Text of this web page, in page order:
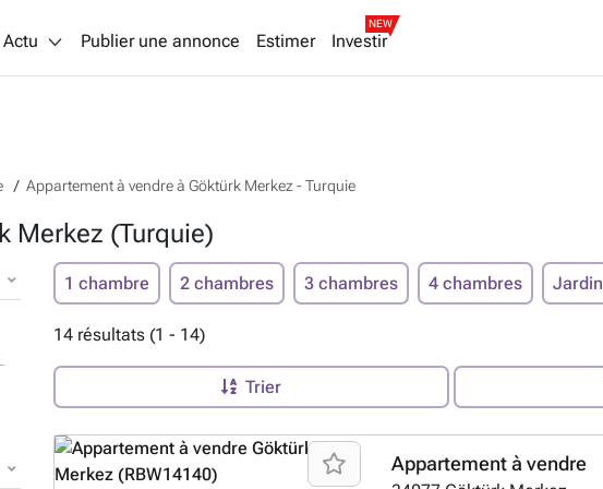
Actu Publier une annonce Estimer Investir
NEW
Appartement à vendre à Göktürk Merkez - Turquie
Merkez (Turquie)
1 chambre 2 chambres 3 chambres 4 chambres Jardin
14 résultats (1 - 14)
Trier
Appartement à vendre